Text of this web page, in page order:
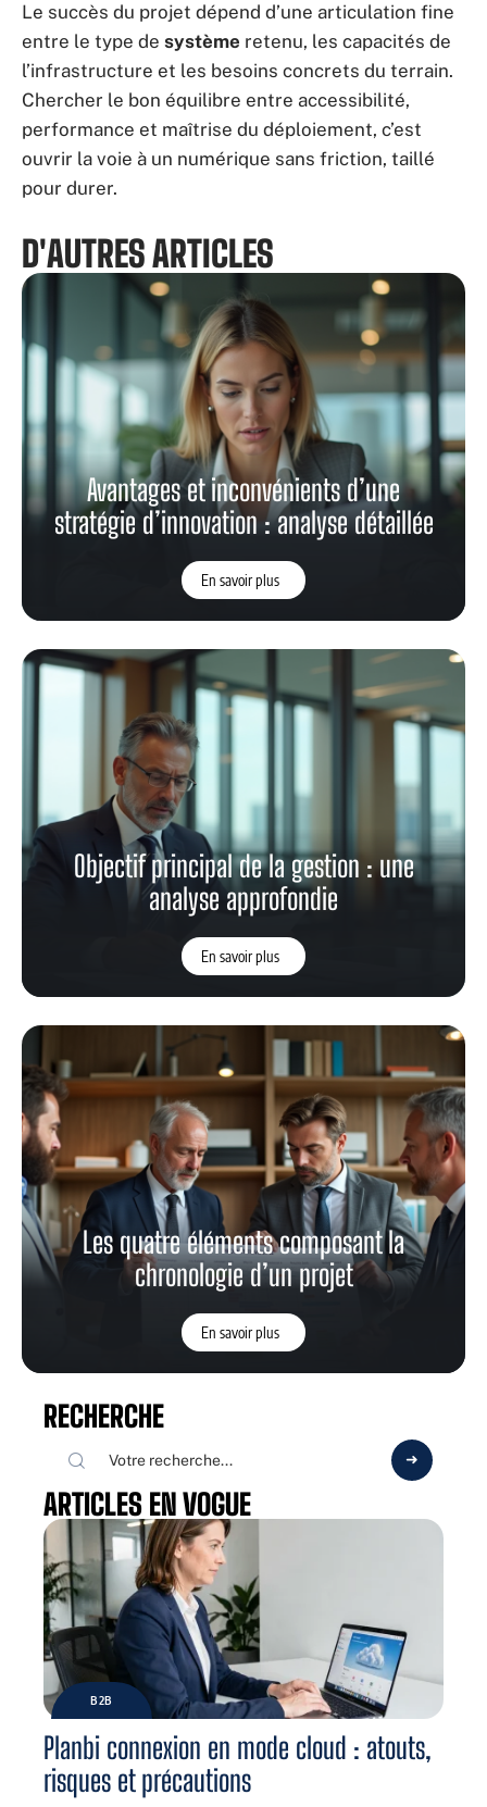
Le succès du projet dépend d’une articulation fine
entre le type de système retenu, les capacités de
l’infrastructure et les besoins concrets du terrain.
Chercher le bon équilibre entre accessibilité,
performance et maîtrise du déploiement, c’est
ouvrir la voie à un numérique sans friction, taillé
pour durer.
D'AUTRES ARTICLES
Avantages et inconvénients d’une
stratégie d’innovation : analyse détaillée
En savoir plus
Objectif principal de la gestion : une
analyse approfondie
En savoir plus
Les quatre éléments composant la
chronologie d’un projet
En savoir plus
RECHERCHE
ARTICLES EN VOGUE
B2B
Planbi connexion en mode cloud : atouts,
risques et précautions